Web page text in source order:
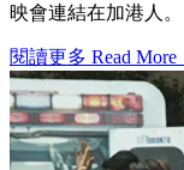
映會連結在加港人。
閱讀更多 Read